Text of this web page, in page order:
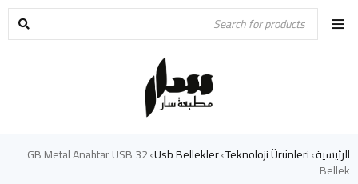
الرئيسية›
Teknoloji Ürünleri
›
Usb Bellekler
›
32 GB Metal Anahtar USB
Bellek